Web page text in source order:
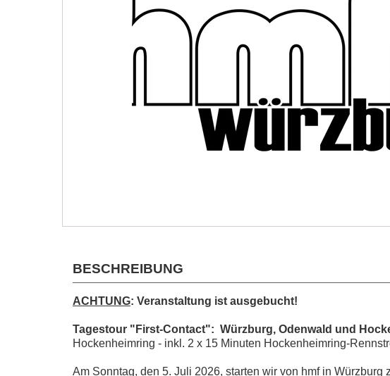
BESCHREIBUNG
ACHTUNG: Veranstaltung ist ausgebucht!
Tagestour "First-Contact": Würzburg, Odenwald und
Hockenheimring - inkl. 2 x 15 Minuten Hockenheimring-
Am Sonntag, den 5. Juli 2026, starten wir von hmf in